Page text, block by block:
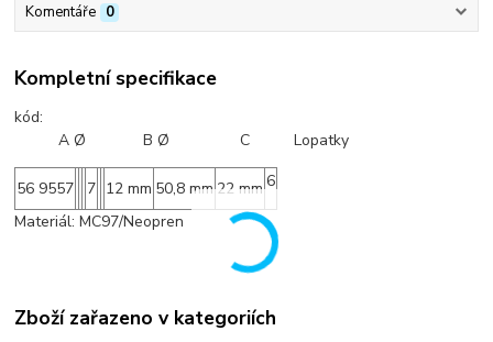
Komentáře 0
Kompletní specifikace
kód:
A Ø B Ø C Lopatky
56 9557 7 12 mm 50,8 mm 22 mm 6
Materiál: MC97/Neopren
Zboží zařazeno v kategoriích